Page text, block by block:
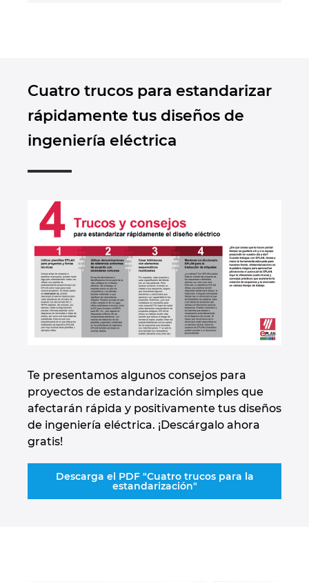
Cuatro trucos para estandarizar
rápidamente tus diseños de
ingeniería eléctrica
Te presentamos algunos consejos para
proyectos de estandarización simples que
afectarán rápida y positivamente tus diseños
de ingeniería eléctrica. ¡Descárgalo ahora
gratis!
Descarga el PDF "Cuatro trucos para la
estandarización"